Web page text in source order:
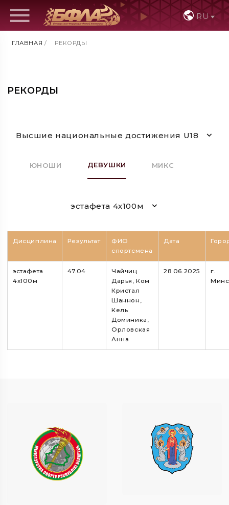
RU
ГЛАВНАЯ / РЕКОРДЫ
РЕКОРДЫ
Высшие национальные достижения U18
ЮНОШИ ДЕВУШКИ МИКС
эстафета 4х100м
Дисциплина Результат
ФИО
спортсмена
Дата
эстафета
4х100м
47.04
Чайчиц
Дарья, Ком
Кристал
Шаннон,
Кель
Доминика,
Орловская
Анна
28.06.2025
г.